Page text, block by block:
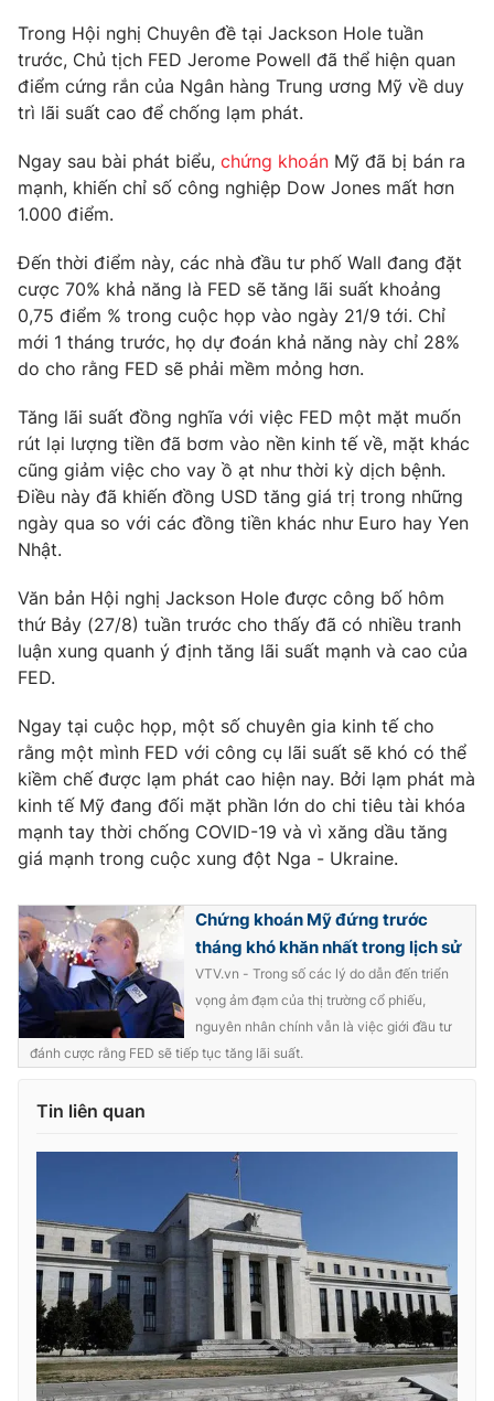
Khán giả
Giải sao mai
Âm nhạc
Sao
Du lịch
Làm đẹp
Giáo dục
Tuyển sinh
Học trực tuyến
Hitech Công nghệ tương lai
Sản phẩm
Thị trường
Tư vấn
Giao lưu trực tuyến
Lịch phát sóng
Chuyên mục khác
Emagazine
Photo Infographic
Video Shorts video
VTV Sức khoẻ Bất động sản
VTV4 Vươn mình bằng AI
VTV9 VTV8
THỜI BÁO VTV
Theo dõi báo trên
Đài Truyền hình Việt Nam
Thời báo VTV
Giấy phép hoạt động báo in và báo điện tử số 483/GP-BTTTT
cấp ngày 29/12/2023
Tổng Biên tập:Vũ Thanh Thủy
Phó Tổng Biên tập:
Nguyễn Thị Mỹ Hạnh, Phạm Quốc Thắng,
Nguyễn Trọng Ninh
Tổng đài VTV:024.38 355 931 - 024.38 355 932
Trong Hội nghị Chuyên đề tại Jackson Hole tuần
trước, Chủ tịch FED Jerome Powell đã thể hiện quan
điểm cứng rắn của Ngân hàng Trung ương Mỹ về duy
trì lãi suất cao để chống lạm phát.
Ngay sau bài phát biểu, chứng khoán Mỹ đã bị bán ra
mạnh, khiến chỉ số công nghiệp Dow Jones mất hơn
1.000 điểm.
Đến thời điểm này, các nhà đầu tư phố Wall đang đặt
cược 70% khả năng là FED sẽ tăng lãi suất khoảng
0,75 điểm % trong cuộc họp vào ngày 21/9 tới. Chỉ
mới 1 tháng trước, họ dự đoán khả năng này chỉ 28%
do cho rằng FED sẽ phải mềm mỏng hơn.
Tăng lãi suất đồng nghĩa với việc FED một mặt muốn
rút lại lượng tiền đã bơm vào nền kinh tế về, mặt khác
cũng giảm việc cho vay ồ ạt như thời kỳ dịch bệnh.
Điều này đã khiến đồng USD tăng giá trị trong những
ngày qua so với các đồng tiền khác như Euro hay Yen
Nhật.
Văn bản Hội nghị Jackson Hole được công bố hôm
thứ Bảy (27/8) tuần trước cho thấy đã có nhiều tranh
luận xung quanh ý định tăng lãi suất mạnh và cao của
FED.
Ngay tại cuộc họp, một số chuyên gia kinh tế cho
rằng một mình FED với công cụ lãi suất sẽ khó có thể
kiềm chế được lạm phát cao hiện nay. Bởi lạm phát mà
kinh tế Mỹ đang đối mặt phần lớn do chi tiêu tài khóa
mạnh tay thời chống COVID-19 và vì xăng dầu tăng
giá mạnh trong cuộc xung đột Nga - Ukraine.
Chứng khoán Mỹ đứng trước
tháng khó khăn nhất trong lịch sử
VTV.vn - Trong số các lý do dẫn đến triển
vọng ảm đạm của thị trường cổ phiếu,
nguyên nhân chính vẫn là việc giới đầu tư
đánh cược rằng FED sẽ tiếp tục tăng lãi suất.
Tin liên quan